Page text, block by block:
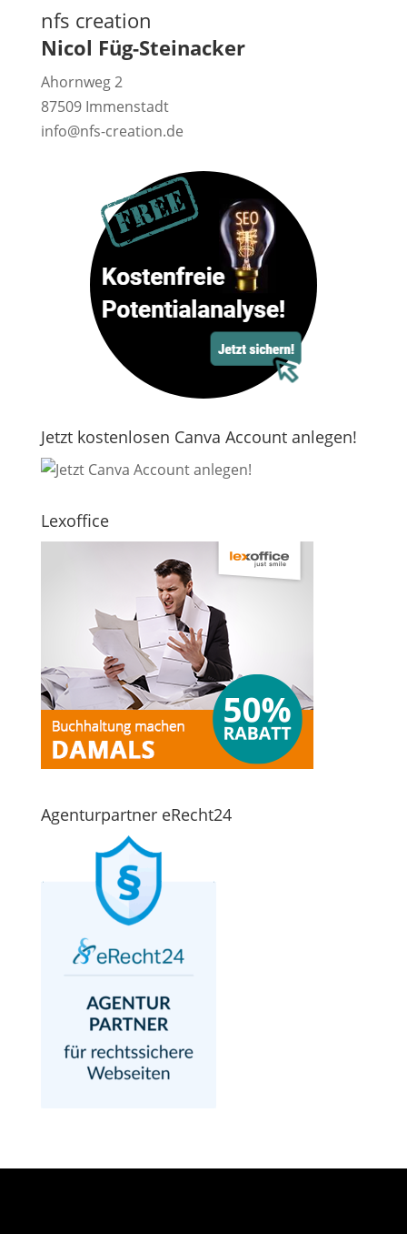
nfs creation
Nicol Füg-Steinacker
Ahornweg 2
87509 Immenstadt
info@nfs-creation.de
Jetzt kostenlosen Canva Account anlegen!
Lexoffice
Agenturpartner eRecht24